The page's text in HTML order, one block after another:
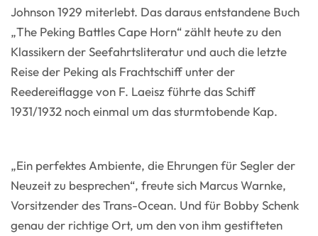
Johnson 1929 miterlebt. Das daraus entstandene Buch
„The Peking Battles Cape Horn“ zählt heute zu den
Klassikern der Seefahrtsliteratur und auch die letzte
Reise der Peking als Frachtschiff unter der
Reedereiflagge von F. Laeisz führte das Schiff
1931/1932 noch einmal um das sturmtobende Kap.
„Ein perfektes Ambiente, die Ehrungen für Segler der
Neuzeit zu besprechen“, freute sich Marcus Warnke,
Vorsitzender des Trans-Ocean. Und für Bobby Schenk
genau der richtige Ort, um den von ihm gestifteten